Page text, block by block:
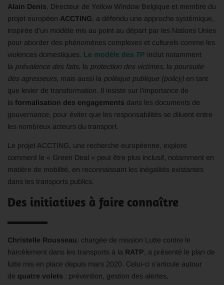
Alain Denis , Directeur de Yellow Window Belgique et membre du
projet européen ACCTING , a défendu une approche systémique,
inspirée d’un modèle mis au point au départ par les Nations Unies
pour aborder des phénomènes complexes et culturels comme les
violences domestiques. Le modèle des 7P inclut notamment
la prévalence des faits, la protection des victimes, la poursuite
des agresseurs, mais aussi la politique publique (policy) en tant
que levier de transformation. Il insiste sur l’importance de
la formalisation des engagements dans les documents de
gouvernance, pour éviter que les responsabilités se diluent entre
les nombreux acteurs du transport.
Le projet ACCTING, une recherche européenne, explore
comment le « Green Deal » peut être plus inclusif, notamment en
matière de mobilité, en reconnaissant les inégalités existantes
dans les transports publics.
Des initiatives à faire connaître
Christelle Rousseau , chargée de mission Lutte contre le
harcèlement dans les transports à la RATP , a présenté le plan de
lutte mis en place depuis mars 2020. Celui-ci s’articule autour
de quatre volets : prévention, gestion des alertes,